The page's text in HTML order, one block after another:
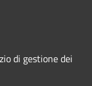
di gestione dei